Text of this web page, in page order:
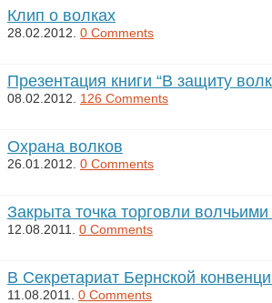
Клип о волках
28.02.2012. 0 Comments
Презентация книги “В защиту
08.02.2012. 126 Comments
Охрана волков
26.01.2012. 0 Comments
Закрыта точка торговли
12.08.2011. 0 Comments
В Секретариат Бернской
11.08.2011. 0 Comments